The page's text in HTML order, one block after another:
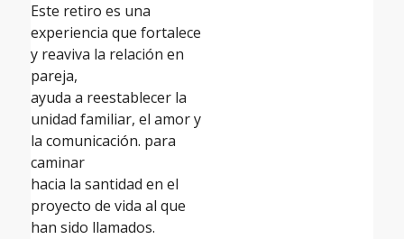
Este retiro es una
experiencia que fortalece
y reaviva la relación en
pareja,
ayuda a reestablecer la
unidad familiar, el amor y
la comunicación. para
caminar
hacia la santidad en el
proyecto de vida al que
han sido llamados.